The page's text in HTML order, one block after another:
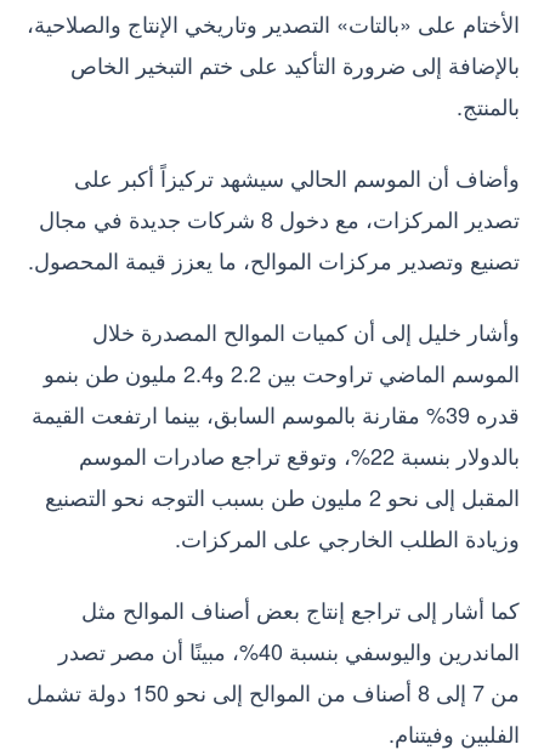
الأختام على «بالتات» التصدير وتاريخي الإنتاج والصلاحية،
بالإضافة إلى ضرورة التأكيد على ختم التبخير الخاص
بالمنتج.
وأضاف أن الموسم الحالي سيشهد تركيزاً أكبر على
تصدير المركزات، مع دخول 8 شركات جديدة في مجال
تصنيع وتصدير مركزات الموالح، ما يعزز قيمة المحصول.
وأشار خليل إلى أن كميات الموالح المصدرة خلال
الموسم الماضي تراوحت بين 2.2 و2.4 مليون طن بنمو
قدره 39% مقارنة بالموسم السابق، بينما ارتفعت القيمة
بالدولار بنسبة 22%، وتوقع تراجع صادرات الموسم
المقبل إلى نحو 2 مليون طن بسبب التوجه نحو التصنيع
وزيادة الطلب الخارجي على المركزات.
كما أشار إلى تراجع إنتاج بعض أصناف الموالح مثل
الماندرين واليوسفي بنسبة 40%، مبينًا أن مصر تصدر
من 7 إلى 8 أصناف من الموالح إلى نحو 150 دولة تشمل
الفلبين وفيتنام.